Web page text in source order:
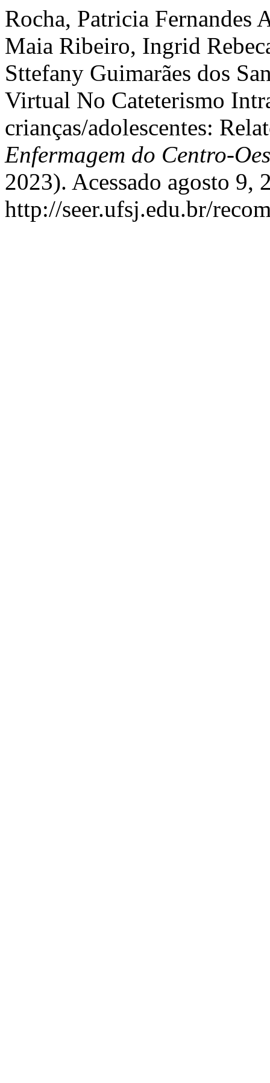
Rocha, Patricia
Maia Ribeiro, Ingrid
Sttefany Guimarães dos
Virtual No Cateterismo
crianças/adolescentes:
Enfermagem do Centro-
2023). Acessado agosto 9,
http://seer.ufsj.edu.br/